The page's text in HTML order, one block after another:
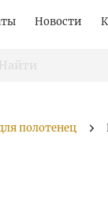
Новости
полотенец